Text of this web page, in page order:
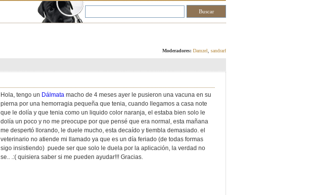
Moderadores: Damzel sandrarf
Hola, tengo un Dálmata macho de 4 meses ayer le pusieron una vacuna en su
pierna por una hemorragia pequeña que tenia, cuando llegamos a casa note
que le dolía y que tenia como un liquido color naranja, el estaba bien solo le
dolía un poco y no me preocupe por que pensé que era normal, esta mañana
me despertó llorando, le duele mucho, esta decaído y tiembla demasiado. el
veterinario no atiende mi llamado ya que es un día feriado (de todas formas
sigo insistiendo) puede ser que solo le duela por la aplicación, la verdad no
se.. .:( quisiera saber si me pueden ayudar!!! Gracias.